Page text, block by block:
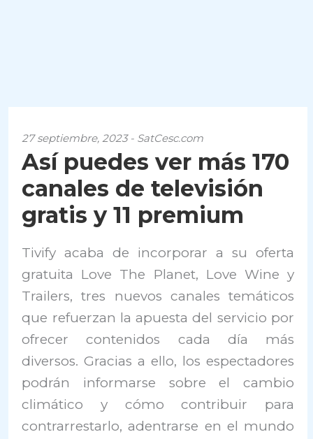
27 septiembre, 2023 - SatCesc.com
Así puedes ver más 170
canales de televisión
gratis y 11 premium
Tivify acaba de incorporar a su oferta
gratuita Love The Planet, Love Wine y
Trailers, tres nuevos canales temáticos
que refuerzan la apuesta del servicio por
ofrecer contenidos cada día más
diversos. Gracias a ello, los espectadores
podrán informarse sobre el cambio
climático y cómo contribuir para
contrarrestarlo, adentrarse en el mundo